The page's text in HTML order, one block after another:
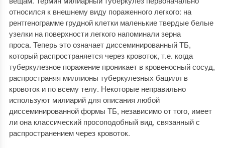
относился к внешнему виду пораженного легкого: на
рентгенограмме грудной клетки маленькие твердые белые
узелки на поверхности легкого напоминали зерна
проса. Теперь это означает диссеминированный ТБ,
который распространяется через кровоток, т.е. когда
туберкулезное поражение проникает в кровеносный сосуд,
распространяя миллионы туберкулезных бацилл в
кровоток и по всему телу. Некоторые неправильно
используют милиарий для описания любой
диссеминированной формы ТБ, независимо от того, имеет
ли она классический просоподобный вид, связанный с
распространением через кровоток.